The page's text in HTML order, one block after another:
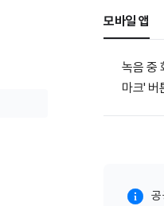
모바일 앱
녹음 중
마크' 버